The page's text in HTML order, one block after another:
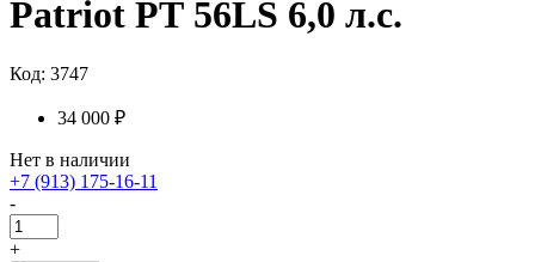
Patriot PТ 56LS 6,0 л.с.
Код: 3747
34 000 ₽
Нет в наличии
+7 (913) 175-16-11
-
+